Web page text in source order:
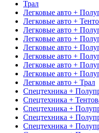
Трал
Легковые авто +
Легковые авто +
Легковые авто +
Легковые авто +
Легковые авто +
Легковые авто +
Легковые авто +
Легковые авто +
Легковые авто + Трал
Спецтехника +
Спецтехника +
Спецтехника +
Спецтехника +
Спецтехника +